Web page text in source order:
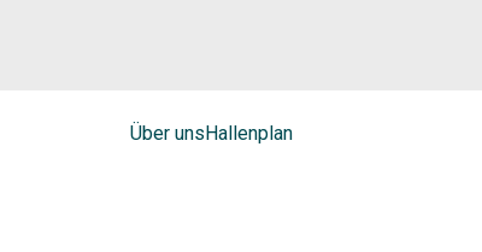
Über unsHallenplan